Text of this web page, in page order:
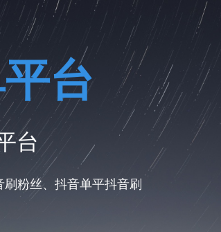
台
台
粉丝、抖音单平抖音刷